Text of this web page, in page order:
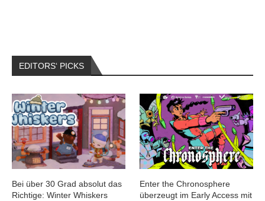
EDITORS‘ PICKS
Bei über 30 Grad absolut das
Richtige: Winter Whiskers
Enter the Chronosphere
überzeugt im Early Access mit